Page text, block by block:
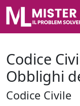
Codice
Obblighi
Codice Civile